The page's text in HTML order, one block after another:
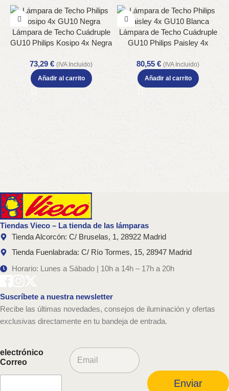
Lámpara de Techo Cuádruple
GU10 Philips Kosipo 4x Negra
73,29 € (IVA Incluido)
Añadir al carrito
Lámpara de Techo Cuádruple
GU10 Philips Paisley 4x
80,55 € (IVA Incluido)
Añadir al carrito
Tiendas Vieco – La tienda de las lámparas
Tienda Alcorcón: C/ Bruselas, 1, 28922 Madrid
Tienda Fuenlabrada: C/ Río Tormes, 15, 28947 Madrid
Horario: Lunes a Sábado | 10h a 14h – 17h a 20h
Suscríbete a nuestra newsletter
Recibe las últimas novedades, consejos de iluminación y ofertas
exclusivas directamente en tu bandeja de entrada.
electrónico
Correo
C
o
Enviar